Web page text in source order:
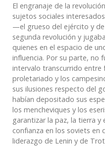
El engranaje de la
sujetos sociales
—el grueso del ejército y
segunda revolución y
quienes en el espacio de
influencia. Por su parte, no
intervalo transcurrido entre
proletariado y los
sus ilusiones respecto del
habían depositado sus
los mencheviques y los
garantizar la paz, la tierra
confianza en los soviets en
liderazgo de Lenin y de